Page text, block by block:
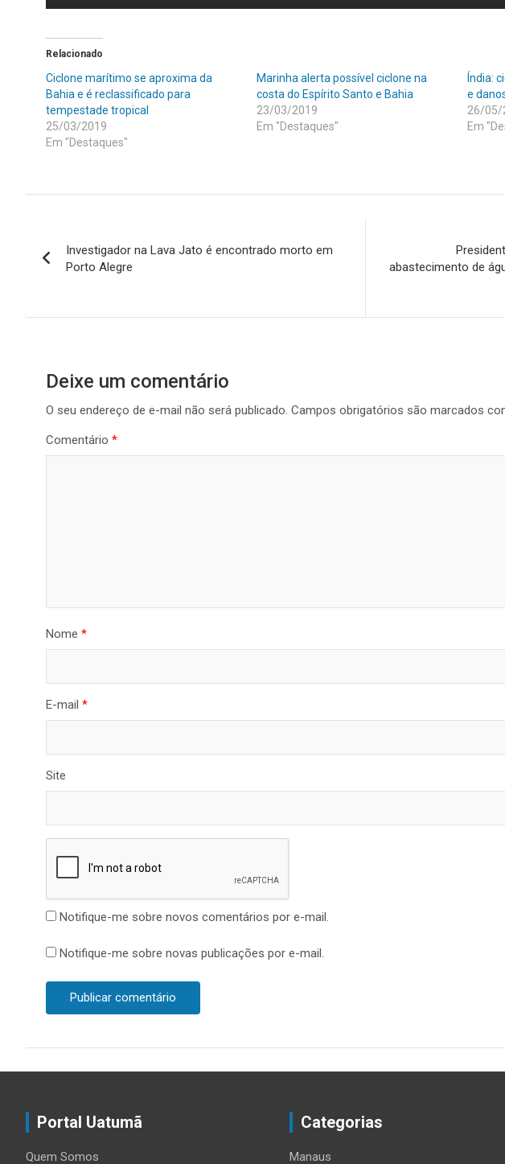
Relacionado
Ciclone marítimo se aproxima da
Bahia e é reclassificado para
tempestade tropical
25/03/2019
Em "Destaques"
Marinha alerta possível ciclone na
costa do Espírito Santo e Bahia
23/03/2019
Em "Destaques"
Índia:
e
26/05/
Em
de
Investigador na Lava Jato é encontrado morto em
Porto Alegre
abastecimento de
Deixe um comentário
O seu endereço de e-mail não será publicado. Campos obrigatórios são marcados
Comentário *
Nome *
E-mail *
Site
Notifique-me sobre novos comentários por e-mail.
Notifique-me sobre novas publicações por e-mail.
Portal Uatumã
Quem Somos
Categorias
Manaus